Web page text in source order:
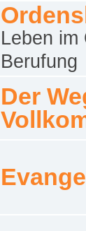
Leben im
Berufung
Der